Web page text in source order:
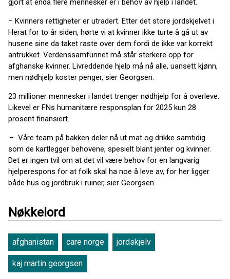
gjort at enda flere mennesker er i behov av hjelp i landet.
– Kvinners rettigheter er utradert. Etter det store jordskjelvet i
Herat for to år siden, hørte vi at kvinner ikke turte å gå ut av
husene sine da taket raste over dem fordi de ikke var korrekt
antrukket. Verdenssamfunnet må står sterkere opp for
afghanske kvinner. Livreddende hjelp må nå alle, uansett kjønn,
men nødhjelp koster penger, sier Georgsen.
23 millioner mennesker i landet trenger nødhjelp for å overleve.
Likevel er FNs humanitære responsplan for 2025 kun 28
prosent finansiert.
– Våre team på bakken deler nå ut mat og drikke samtidig
som de kartlegger behovene, spesielt blant jenter og kvinner.
Det er ingen tvil om at det vil være behov for en langvarig
hjelperespons for at folk skal ha noe å leve av, for her ligger
både hus og jordbruk i ruiner, sier Georgsen.
Nøkkelord
afghanistan care norge jordskjelv
kaj martin georgsen